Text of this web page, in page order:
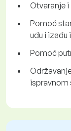
Otvaranje
Pomoć
uđu i izađu
Pomoć
ispravnom